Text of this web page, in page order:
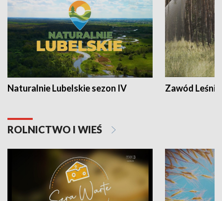
Naturalnie Lubelskie sezon IV Zawód Leśnik
ROLNICTWO I WIEŚ